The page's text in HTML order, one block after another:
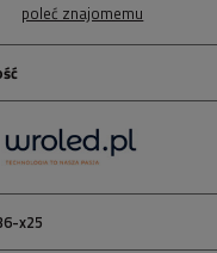
poleć znajomemu
x25